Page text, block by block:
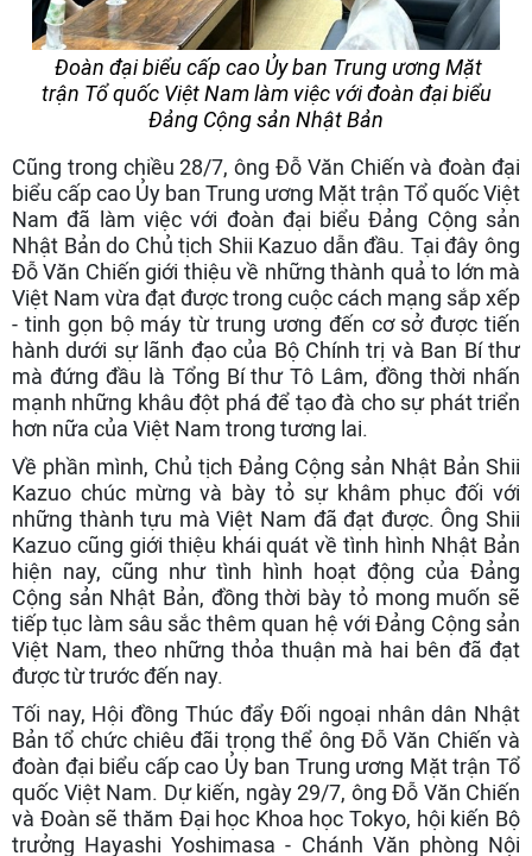
Đoàn đại biểu cấp cao Ủy ban Trung ương Mặt
trận Tổ quốc Việt Nam làm việc với đoàn đại biểu
Đảng Cộng sản Nhật Bản
Cũng trong chiều 28/7, ông Đỗ Văn Chiến và đoàn đại
biểu cấp cao Ủy ban Trung ương Mặt trận Tổ quốc Việt
Nam đã làm việc với đoàn đại biểu Đảng Cộng sản
Nhật Bản do Chủ tịch Shii Kazuo dẫn đầu. Tại đây ông
Đỗ Văn Chiến giới thiệu về những thành quả to lớn mà
Việt Nam vừa đạt được trong cuộc cách mạng sắp xếp
- tinh gọn bộ máy từ trung ương đến cơ sở được tiến
hành dưới sự lãnh đạo của Bộ Chính trị và Ban Bí thư
mà đứng đầu là Tổng Bí thư Tô Lâm, đồng thời nhấn
mạnh những khâu đột phá để tạo đà cho sự phát triển
hơn nữa của Việt Nam trong tương lai.
Về phần mình, Chủ tịch Đảng Cộng sản Nhật Bản Shii
Kazuo chúc mừng và bày tỏ sự khâm phục đối với
những thành tựu mà Việt Nam đã đạt được. Ông Shii
Kazuo cũng giới thiệu khái quát về tình hình Nhật Bản
hiện nay, cũng như tình hình hoạt động của Đảng
Cộng sản Nhật Bản, đồng thời bày tỏ mong muốn sẽ
tiếp tục làm sâu sắc thêm quan hệ với Đảng Cộng sản
Việt Nam, theo những thỏa thuận mà hai bên đã đạt
được từ trước đến nay.
Tối nay, Hội đồng Thúc đẩy Đối ngoại nhân dân Nhật
Bản tổ chức chiêu đãi trọng thể ông Đỗ Văn Chiến và
đoàn đại biểu cấp cao Ủy ban Trung ương Mặt trận Tổ
quốc Việt Nam. Dự kiến, ngày 29/7, ông Đỗ Văn Chiến
và Đoàn sẽ thăm Đại học Khoa học Tokyo, hội kiến Bộ
trưởng Hayashi Yoshimasa - Chánh Văn phòng Nội